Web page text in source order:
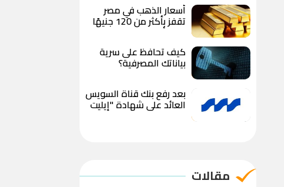
أسعار الذهب في مصر
تقفز بأكثر من 120 جنيهًا
خلال أقل من 24 ساعة..
جنيه وسط توقعات
كيف تحافظ على سرية
بياناتك المصرفية؟
بعد رفع بنك قناة السويس
العائد على شهادة "إيليت
ستار" إلى 18%.. كم تربح
مقالات